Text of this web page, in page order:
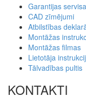
Garantijas
CAD zīmējumi
Atbilstības
Montāžas
Montāžas filmas
Lietotāja
Tālvadības pultis
KONTAKTI